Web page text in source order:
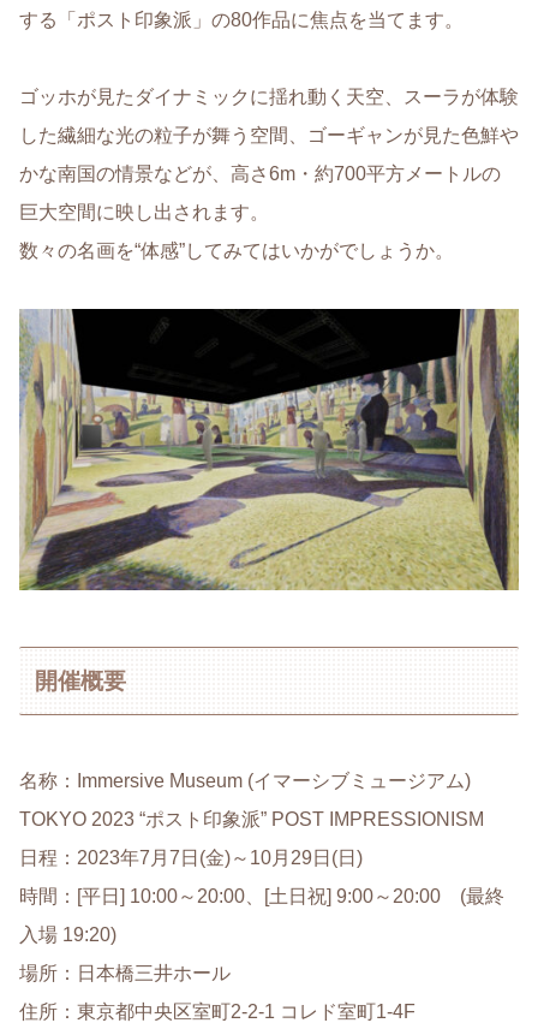
する「ポスト印象派」の80作品に焦点を当てます。
ゴッホが見たダイナミックに揺れ動く天空、スーラが体験
した繊細な光の粒子が舞う空間、ゴーギャンが見た色鮮や
かな南国の情景などが、高さ6m・約700平方メートルの
巨大空間に映し出されます。
数々の名画を“体感”してみてはいかがでしょうか。
開催概要
名称：Immersive Museum (イマーシブミュージアム)
TOKYO 2023 “ポスト印象派” POST IMPRESSIONISM
日程：2023年7月7日(金)～10月29日(日)
時間：[平日] 10:00～20:00、[土日祝] 9:00～20:00 (最終
入場 19:20)
場所：日本橋三井ホール
住所：東京都中央区室町2-2-1 コレド室町1-4F